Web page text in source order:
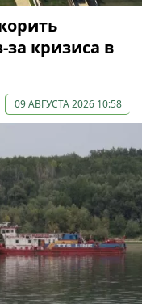
кризиса в
09 АВГУСТА 2026 10:58